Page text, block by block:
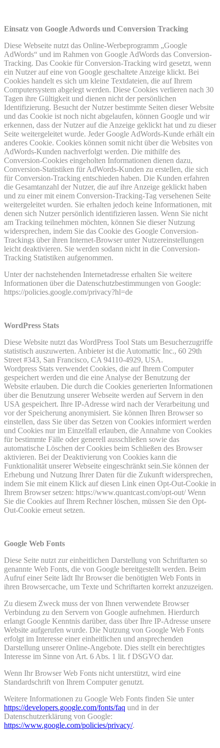
Einsatz von Google Adwords und Conversion Tracking
Diese Webseite nutzt das Online-Werbeprogramm „Google
AdWords“ und im Rahmen von Google AdWords das Conversion-
Tracking. Das Cookie für Conversion-Tracking wird gesetzt, wenn
ein Nutzer auf eine von Google geschaltete Anzeige klickt. Bei
Cookies handelt es sich um kleine Textdateien, die auf Ihrem
Computersystem abgelegt werden. Diese Cookies verlieren nach 30
Tagen ihre Gültigkeit und dienen nicht der persönlichen
Identifizierung. Besucht der Nutzer bestimmte Seiten dieser Website
und das Cookie ist noch nicht abgelaufen, können Google und wir
erkennen, dass der Nutzer auf die Anzeige geklickt hat und zu dieser
Seite weitergeleitet wurde. Jeder Google AdWords-Kunde erhält ein
anderes Cookie. Cookies können somit nicht über die Websites von
AdWords-Kunden nachverfolgt werden. Die mithilfe des
Conversion-Cookies eingeholten Informationen dienen dazu,
Conversion-Statistiken für AdWords-Kunden zu erstellen, die sich
für Conversion-Tracking entschieden haben. Die Kunden erfahren
die Gesamtanzahl der Nutzer, die auf ihre Anzeige geklickt haben
und zu einer mit einem Conversion-Tracking-Tag versehenen Seite
weitergeleitet wurden. Sie erhalten jedoch keine Informationen, mit
denen sich Nutzer persönlich identifizieren lassen. Wenn Sie nicht
am Tracking teilnehmen möchten, können Sie dieser Nutzung
widersprechen, indem Sie das Cookie des Google Conversion-
Trackings über ihren Internet-Browser unter Nutzereinstellungen
leicht deaktivieren. Sie werden sodann nicht in die Conversion-
Tracking Statistiken aufgenommen.
Unter der nachstehenden Internetadresse erhalten Sie weitere
Informationen über die Datenschutzbestimmungen von Google:
https://policies.google.com/privacy?hl=de
WordPress Stats
Diese Website nutzt das WordPress Tool Stats um Besucherzugriffe
statistisch auszuwerten. Anbieter ist die Automattic Inc., 60 29th
Street #343, San Francisco, CA 94110-4929, USA.
Wordpress Stats verwendet Cookies, die auf Ihrem Computer
gespeichert werden und die eine Analyse der Benutzung der
Website erlauben. Die durch die Cookies generierten Informationen
über die Benutzung unserer Webseite werden auf Servern in den
USA gespeichert. Ihre IP-Adresse wird nach der Verarbeitung und
vor der Speicherung anonymisiert. Sie können Ihren Browser so
einstellen, dass Sie über das Setzen von Cookies informiert werden
und Cookies nur im Einzelfall erlauben, die Annahme von Cookies
für bestimmte Fälle oder generell ausschließen sowie das
automatische Löschen der Cookies beim Schließen des Browser
aktivieren. Bei der Deaktivierung von Cookies kann die
Funktionalität unserer Webseite eingeschränkt sein.Sie können der
Erhebung und Nutzung Ihrer Daten für die Zukunft widersprechen,
indem Sie mit einem Klick auf diesen Link einen Opt-Out-Cookie in
Ihrem Browser setzen: https://www.quantcast.com/opt-out/ Wenn
Sie die Cookies auf Ihrem Rechner löschen, müssen Sie den Opt-
Out-Cookie erneut setzen.
Google Web Fonts
Diese Seite nutzt zur einheitlichen Darstellung von Schriftarten so
genannte Web Fonts, die von Google bereitgestellt werden. Beim
Aufruf einer Seite lädt Ihr Browser die benötigten Web Fonts in
ihren Browsercache, um Texte und Schriftarten korrekt anzuzeigen.
Zu diesem Zweck muss der von Ihnen verwendete Browser
Verbindung zu den Servern von Google aufnehmen. Hierdurch
erlangt Google Kenntnis darüber, dass über Ihre IP-Adresse unsere
Website aufgerufen wurde. Die Nutzung von Google Web Fonts
erfolgt im Interesse einer einheitlichen und ansprechenden
Darstellung unserer Online-Angebote. Dies stellt ein berechtigtes
Interesse im Sinne von Art. 6 Abs. 1 lit. f DSGVO dar.
Wenn Ihr Browser Web Fonts nicht unterstützt, wird eine
Standardschrift von Ihrem Computer genutzt.
Weitere Informationen zu Google Web Fonts finden Sie unter
https://developers.google.com/fonts/faq und in der
Datenschutzerklärung von Google:
https://www.google.com/policies/privacy/.